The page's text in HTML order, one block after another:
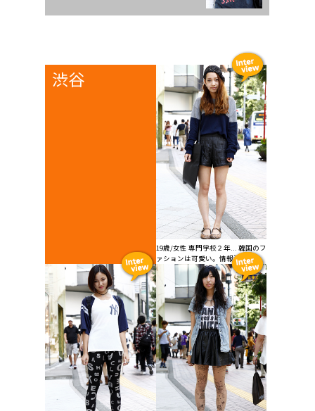
渋谷
19歳/女性 専門学校２年... 韓国のフ
ァションは可愛い。情報源はウ...